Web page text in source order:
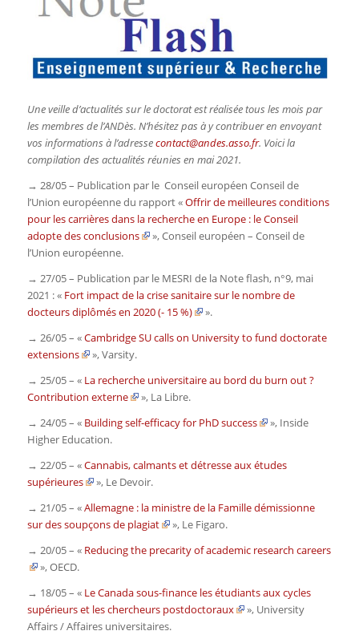
Une veille d’actualités sur le doctorat est réalisée tous les mois par
les membres de l’ANDès. N’hésitez pas à y contribuer en envoyant
vos informations à l’adressecontact@andes.asso.fr. Voici la
compilation des actualités réunies en mai 2021.
→ 28/05 – Publication par le Conseil européen Conseil de
l’Union européenne du rapport «Offrir de meilleures conditions
pour les carrières dans la recherche en Europe : le Conseil
adopte des conclusions
», Conseil européen – Conseil de
l’Union européenne.
→ 27/05 – Publication par le MESRI de la Note flash, n°9, mai
2021 : « Fort impact de la crise sanitaire sur le nombre de
docteurs diplômés en 2020 (- 15 %)
».
→ 26/05 – «Cambridge SU calls on University to fund doctorate
extensions
»,Varsity.
→ 25/05 – « La recherche universitaire au bord du burn out ?
Contribution externe
», La Libre.
→ 24/05 – « Building self-efficacy for PhD success », Inside
Higher Education.
→ 22/05 – «Cannabis, calmants et détresse aux études
supérieures
», Le Devoir.
→ 21/05 – «Allemagne : la ministre de la Famille démissionne
sur des soupçons de plagiat
», Le Figaro.
→ 20/05 – « Reducing the precarity of academic research careers
»,OECD.
→ 18/05 – « Le Canada sous-finance les étudiants aux cycles
supérieurs et les chercheurs postdoctoraux
», University
Affairs / Affaires universitaires.